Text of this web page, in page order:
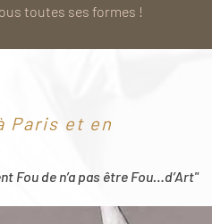
toutes ses formes !
Paris et en
Fou de n’a pas être Fou…d’Art"